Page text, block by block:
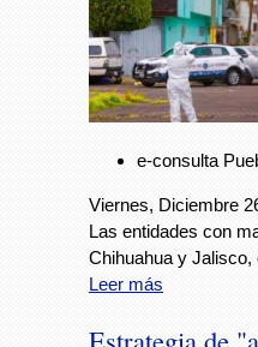
e-consulta
Viernes, Diciembre
Las entidades con
Chihuahua y
Leer más